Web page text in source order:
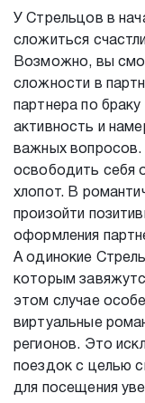
У Стрельцов в
сложиться
Возможно, вы
сложности в
партнера по
активность и
важных
освободить себя
хлопот. В
произойти
оформления
А одинокие
которым
этом случае
виртуальные
регионов. Это
поездок с целью
для посещения